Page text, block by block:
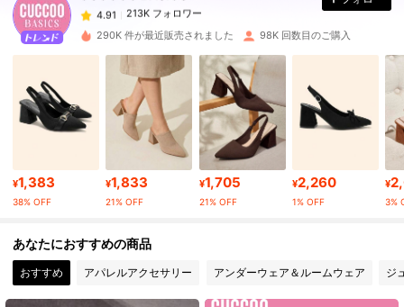
t***9
は1日前に購入しました
4.91 213K フォロワー
4.91 213K フォロワー
4.91 213K フォロワー
4.91 213K フォロワー
290K 件が最近販売されました 98K 回数目のご購入
¥1,383
38% OFF
¥1,833
21% OFF
¥1,705
21% OFF
¥2,260
1% OFF
¥
3%
あなたにおすすめの商品
おすすめ アパレルアクセサリー アンダーウェア＆ルームウェア ジ